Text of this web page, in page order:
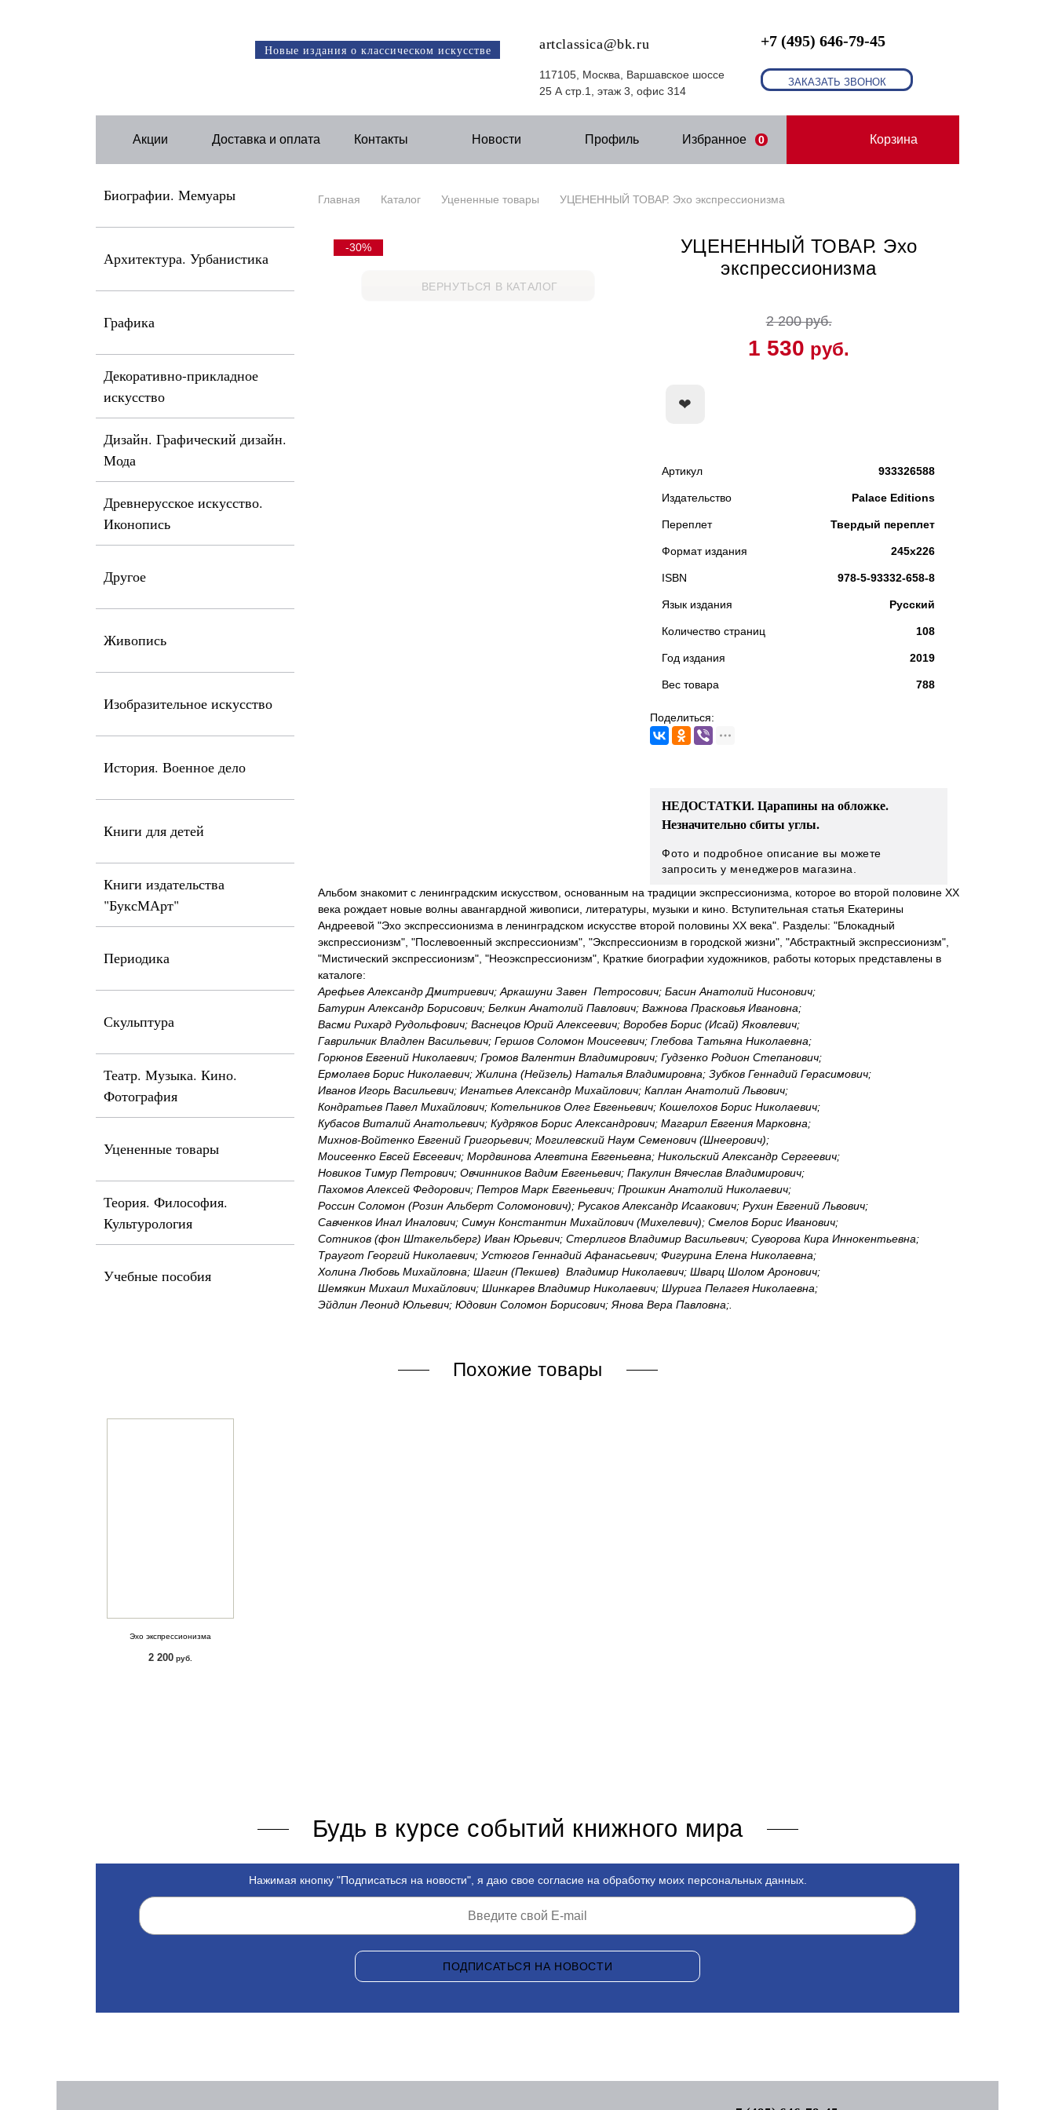
Новые издания о классическом искусстве artclassica@bk.ru
117105, Москва, Варшавское шоссе
25 А стр.1, этаж 3, офис 314
+7 (495) 646-79-45
ЗАКАЗАТЬ ЗВОНОК
Акции Доставка и оплата Контакты Новости Профиль Избранное 0 Корзина
Биографии. Мемуары
Архитектура. Урбанистика
Графика
Декоративно-прикладное
искусство
Дизайн. Графический дизайн.
Мода
Древнерусское искусство.
Иконопись
Другое
Живопись
Изобразительное искусство
История. Военное дело
Книги для детей
Книги издательства
"БуксМАрт"
Периодика
Скульптура
Театр. Музыка. Кино.
Фотография
Уцененные товары
Теория. Философия.
Культурология
Учебные пособия
Главная Каталог Уцененные товары УЦЕНЕННЫЙ ТОВАР. Эхо экспрессионизма
-30%
ВЕРНУТЬСЯ В КАТАЛОГ
УЦЕНЕННЫЙ ТОВАР. Эхо
экспрессионизма
2 200 руб.
1 530 руб.
Артикул 933326588
Издательство Palace Editions
Переплет Твердый переплет
Формат издания 245х226
ISBN 978-5-93332-658-8
Язык издания Русский
Количество страниц 108
Год издания 2019
Вес товара 788
Поделиться:
НЕДОСТАТКИ. Царапины на обложке.
Незначительно сбиты углы.
Фото и подробное описание вы можете
запросить у менеджеров магазина.
Альбом знакомит с ленинградским искусством, основанным на традиции экспрессионизма, которое во второй половине ХХ
века рождает новые волны авангардной живописи, литературы, музыки и кино. Вступительная статья Екатерины
Андреевой "Эхо экспрессионизма в ленинградском искусстве второй половины XX века". Разделы: "Блокадный
экспрессионизм", "Послевоенный экспрессионизм", "Экспрессионизм в городской жизни", "Абстрактный экспрессионизм",
"Мистический экспрессионизм", "Неоэкспрессионизм", Краткие биографии художников, работы которых представлены в
каталоге:
Арефьев Александр Дмитриевич; Аркашуни Завен Петросович; Басин Анатолий Нисонович;
Батурин Александр Борисович; Белкин Анатолий Павлович; Важнова Прасковья Ивановна;
Васми Рихард Рудольфович; Васнецов Юрий Алексеевич; Воробев Борис (Исай) Яковлевич;
Гаврильчик Владлен Васильевич; Гершов Соломон Моисеевич; Глебова Татьяна Николаевна;
Горюнов Евгений Николаевич; Громов Валентин Владимирович; Гудзенко Родион Степанович;
Ермолаев Борис Николаевич; Жилина (Нейзель) Наталья Владимировна; Зубков Геннадий Герасимович;
Иванов Игорь Васильевич; Игнатьев Александр Михайлович; Каплан Анатолий Львович;
Кондратьев Павел Михайлович; Котельников Олег Евгеньевич; Кошелохов Борис Николаевич;
Кубасов Виталий Анатольевич; Кудряков Борис Александрович; Магарил Евгения Марковна;
Михнов-Войтенко Евгений Григорьевич; Могилевский Наум Семенович (Шнеерович);
Моисеенко Евсей Евсеевич; Мордвинова Алевтина Евгеньевна; Никольский Александр Сергеевич;
Новиков Тимур Петрович; Овчинников Вадим Евгеньевич; Пакулин Вячеслав Владимирович;
Пахомов Алексей Федорович; Петров Марк Евгеньевич; Прошкин Анатолий Николаевич;
Россин Соломон (Розин Альберт Соломонович); Русаков Александр Исаакович; Рухин Евгений Львович;
Савченков Инал Иналович; Симун Константин Михайлович (Михелевич); Смелов Борис Иванович;
Сотников (фон Штакельберг) Иван Юрьевич; Стерлигов Владимир Васильевич; Суворова Кира Иннокентьевна;
Траугот Георгий Николаевич; Устюгов Геннадий Афанасьевич; Фигурина Елена Николаевна;
Холина Любовь Михайловна; Шагин (Пекшев) Владимир Николаевич; Шварц Шолом Аронович;
Шемякин Михаил Михайлович; Шинкарев Владимир Николаевич; Шурига Пелагея Николаевна;
Эйдлин Леонид Юльевич; Юдовин Соломон Борисович; Янова Вера Павловна;.
Похожие товары
Эхо экспрессионизма
2 200 руб.
Будь в курсе событий книжного мира
Нажимая кнопку "Подписаться на новости", я даю свое согласие на обработку моих персональных данных.
ПОДПИСАТЬСЯ НА НОВОСТИ